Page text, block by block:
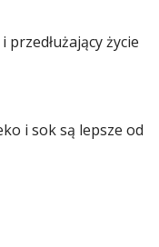
życie
i sok są lepsze od